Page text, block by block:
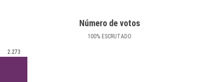
Número de votos
100% ESCRUTADO
2.273